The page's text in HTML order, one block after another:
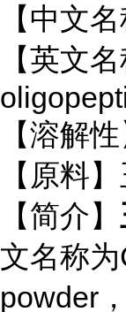
【中文名
【英文
【溶解
【原料
【简介】
文名称
powder